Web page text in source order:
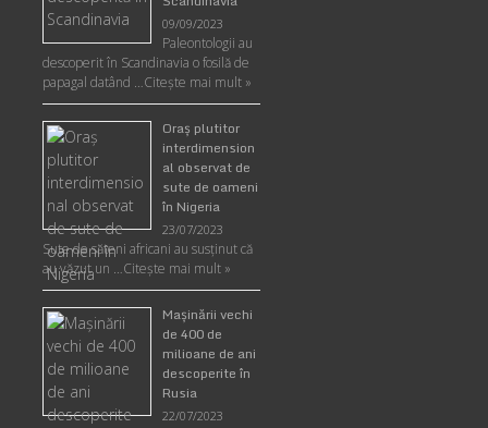
09/09/2023
Paleontologii au
descoperit în Scandinavia o fosilă de
papagal datând …Citește mai mult »
Oraş plutitor
interdimension
al observat de
sute de oameni
în Nigeria
23/07/2023
Sute de săteni africani au susținut că
au văzut un …Citește mai mult »
Maşinării vechi
de 400 de
milioane de ani
descoperite în
Rusia
22/07/2023